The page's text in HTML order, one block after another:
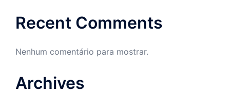
Recent Comments
Nenhum comentário para mostrar.
Archives